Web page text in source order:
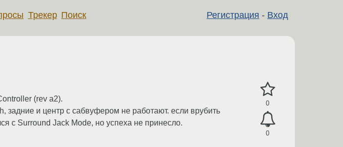
Регистрация - Вход
Трекер Поиск
0
0
(rev a2).
и центр с сабвуфером не работают. если врубить
с Surround Jack Mode, но успеха не принесло.